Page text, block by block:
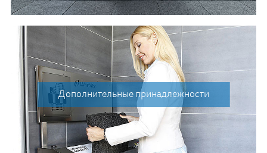
Дополнительные принадлежности